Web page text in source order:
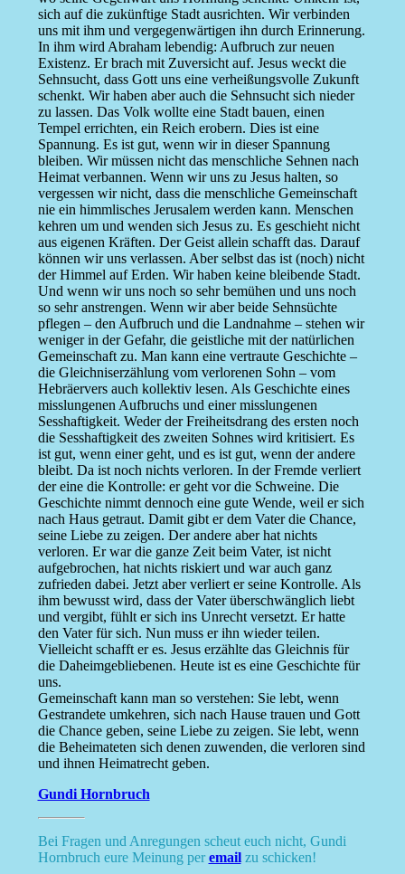
sich auf die zukünftige Stadt ausrichten. Wir verbinden
uns mit ihm und vergegenwärtigen ihn durch Erinnerung.
In ihm wird Abraham lebendig: Aufbruch zur neuen
Existenz. Er brach mit Zuversicht auf. Jesus weckt die
Sehnsucht, dass Gott uns eine verheißungsvolle Zukunft
schenkt. Wir haben aber auch die Sehnsucht sich nieder
zu lassen. Das Volk wollte eine Stadt bauen, einen
Tempel errichten, ein Reich erobern. Dies ist eine
Spannung. Es ist gut, wenn wir in dieser Spannung
bleiben. Wir müssen nicht das menschliche Sehnen nach
Heimat verbannen. Wenn wir uns zu Jesus halten, so
vergessen wir nicht, dass die menschliche Gemeinschaft
nie ein himmlisches Jerusalem werden kann. Menschen
kehren um und wenden sich Jesus zu. Es geschieht nicht
aus eigenen Kräften. Der Geist allein schafft das. Darauf
können wir uns verlassen. Aber selbst das ist (noch) nicht
der Himmel auf Erden. Wir haben keine bleibende Stadt.
Und wenn wir uns noch so sehr bemühen und uns noch
so sehr anstrengen. Wenn wir aber beide Sehnsüchte
pflegen – den Aufbruch und die Landnahme – stehen wir
weniger in der Gefahr, die geistliche mit der natürlichen
Gemeinschaft zu. Man kann eine vertraute Geschichte –
die Gleichniserzählung vom verlorenen Sohn – vom
Hebräervers auch kollektiv lesen. Als Geschichte eines
misslungenen Aufbruchs und einer misslungenen
Sesshaftigkeit. Weder der Freiheitsdrang des ersten noch
die Sesshaftigkeit des zweiten Sohnes wird kritisiert. Es
ist gut, wenn einer geht, und es ist gut, wenn der andere
bleibt. Da ist noch nichts verloren. In der Fremde verliert
der eine die Kontrolle: er geht vor die Schweine. Die
Geschichte nimmt dennoch eine gute Wende, weil er sich
nach Haus getraut. Damit gibt er dem Vater die Chance,
seine Liebe zu zeigen. Der andere aber hat nichts
verloren. Er war die ganze Zeit beim Vater, ist nicht
aufgebrochen, hat nichts riskiert und war auch ganz
zufrieden dabei. Jetzt aber verliert er seine Kontrolle. Als
ihm bewusst wird, dass der Vater überschwänglich liebt
und vergibt, fühlt er sich ins Unrecht versetzt. Er hatte
den Vater für sich. Nun muss er ihn wieder teilen.
Vielleicht schafft er es. Jesus erzählte das Gleichnis für
die Daheimgebliebenen. Heute ist es eine Geschichte für
uns.
Gemeinschaft kann man so verstehen: Sie lebt, wenn
Gestrandete umkehren, sich nach Hause trauen und Gott
die Chance geben, seine Liebe zu zeigen. Sie lebt, wenn
die Beheimateten sich denen zuwenden, die verloren sind
und ihnen Heimatrecht geben.
Gundi Hornbruch
Bei Fragen und Anregungen scheut euch nicht, Gundi
Hornbruch eure Meinung peremailzu schicken!